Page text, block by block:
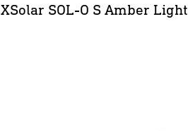
XSolar SOL-O S Amber Light